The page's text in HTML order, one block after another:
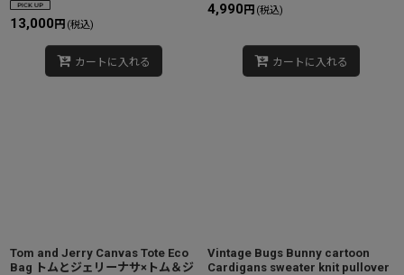
13,000 円 (税込)
カートに入れる
4,990 円 (税込)
カートに入れる
Tom and Jerry Canvas Tote Eco
Bag トムとジェリーナサ×トム＆ジ
Vintage Bugs Bunny cartoon
Cardigans sweater knit pullover